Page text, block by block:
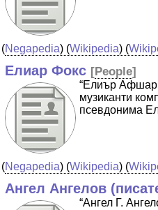
(Negapedia) (Wikipedia) (
Елиар Фокс [People]
“Елиър
музиканти
псевдонима
(Negapedia) (Wikipedia) (
Ангел Ангелов
“Ангел Г.